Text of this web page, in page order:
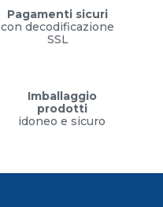
Pagamenti sicuri
con decodificazione
SSL
Imballaggio
prodotti
idoneo e sicuro